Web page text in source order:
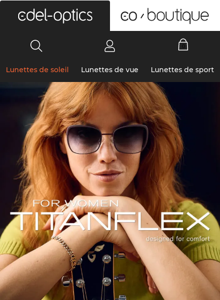
Lunettes de soleil Lunettes de vue Lunettes de sport